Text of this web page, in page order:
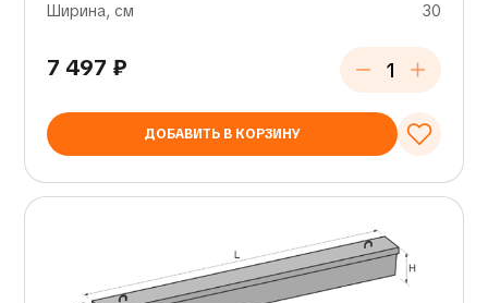
Ширина, см
30
7 497 ₽
ДОБАВИТЬ В КОРЗИНУ